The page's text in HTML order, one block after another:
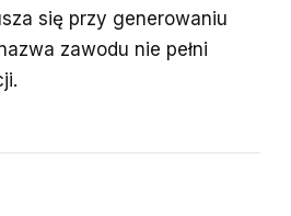
się przy generowaniu
zawodu nie pełni